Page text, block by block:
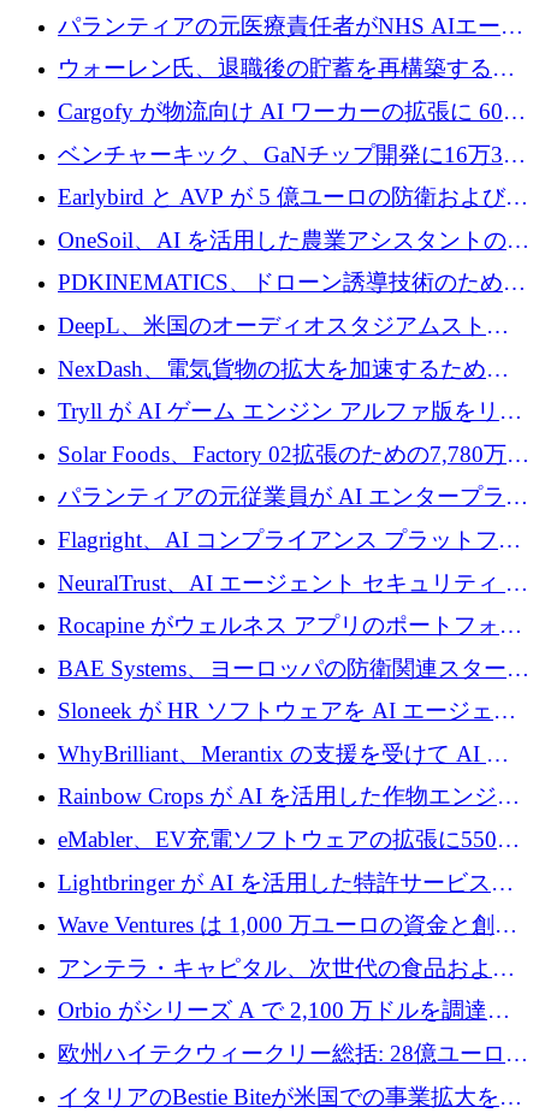
ラウンドを主導し、訴訟プラットフォームを
パランティアの元医療責任者がNHS AIエージ
ェントの立ち上げに1,000万ポンドを調達
ウォーレン氏、退職後の貯蓄を再構築するた
めに1,000万ユーロを調達
Cargofy が物流向け AI ワーカーの拡張に 600
万ドルを獲得
ベンチャーキック、GaNチップ開発に16万3千
ユーロでMinisaを支援
Earlybird と AVP が 5 億ユーロの防衛および二
重用途の成長基金である E2D を立ち上げる
OneSoil、AI を活用した農業アシスタントの拡
大に​​ 100 万ユーロを確保
PDKINEMATICS、ドローン誘導技術のために
200 万ユーロを調達
DeepL、米国のオーディオスタジアムストリ
ーミング事業Mixhaloを買収
NexDash、電気貨物の拡大を加速するために
EIT Urban Mobilityから250万ユーロを確保
Tryll が AI ゲーム エンジン アルファ版をリリ
ースし、60 万ドルのプレシード資金を確保
Solar Foods、Factory 02拡張のための7,780万ユ
ーロの資金調達パッケージを獲得
パランティアの元従業員が AI エンタープライ
ズ スタートアップの Conduct に 6,000 万ドル
を調達
Flagright、AI コンプライアンス プラットフォ
ームを拡張するためにシリーズ A で 1,250 万
ドルを確保
NeuralTrust、AI エージェント セキュリティ プ
ラットフォームの拡張に 2,000 万ドルを調達
Rocapine がウェルネス アプリのポートフォリ
オを拡大するためにシリーズ A で 1,300 万ド
ルを調達
BAE Systems、ヨーロッパの防衛関連スタート
アップの規模拡大を支援するために 5,000 万
ユーロの支援を開始
Sloneek が HR ソフトウェアを AI エージェン
トに変えるために 600 万ドルを調達
WhyBrilliant、Merantix の支援を受けて AI 求
人マッチングを拡大するために 100 万ユーロ
Rainbow Crops が AI を活用した作物エンジニ
アリングを拡張するために 970 万ユーロを調
eMabler、EV充電ソフトウェアの拡張に550万
ユーロを確保
Lightbringer が AI を活用した特許サービスを
拡大するために 1,000 万ドルを調達
Wave Ventures は 1,000 万ユーロの資金と創設
者補助金で 10 周年を迎える
アンテラ・キャピタル、次世代の食品および
アグリテクノロジーのイノベーションを支援
に到達
Orbio がシリーズ A で 2,100 万ドルを調達、
AI 労働力管理を世界の最前線の労働者に提供
欧州ハイテクウィークリー総括: 28億ユーロの
取引と5月のハイライト
イタリアのBestie Biteが米国での事業拡大を加